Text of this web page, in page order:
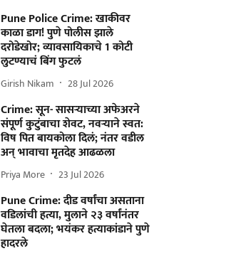
Pune Police Crime: खाकीवर
काळा डाग! पुणे पोलीस झाले
दरोडेखोर; व्यावसायिकाचे 1 कोटी
लुटण्याचं बिंग फुटलं
Girish Nikam 28 Jul 2026
Crime: सून- सासऱ्याच्या अफेअरने
संपूर्ण कुटुंबाचा शेवट, नवऱ्याने स्वत:
विष पित बायकोला दिलं; नंतर वडील
अन् भावाचा मृतदेह आढळला
Priya More 23 Jul 2026
Pune Crime: दीड वर्षांचा असताना
वडिलांची हत्या, मुलाने २३ वर्षांनंतर
घेतला बदला; भयंकर हत्याकांडाने पुणे
हादरले